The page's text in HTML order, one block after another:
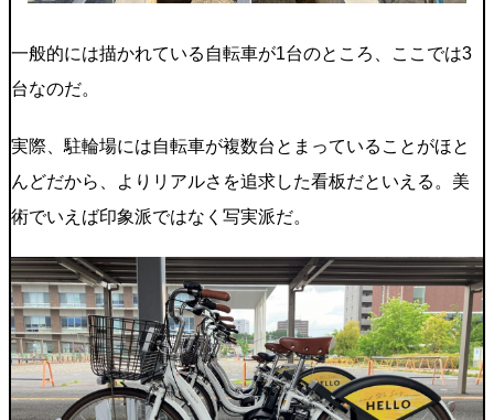
一般的には描かれている自転車が1台のところ、ここでは3
台なのだ。
実際、駐輪場には自転車が複数台とまっていることがほと
んどだから、よりリアルさを追求した看板だといえる。美
術でいえば印象派ではなく写実派だ。